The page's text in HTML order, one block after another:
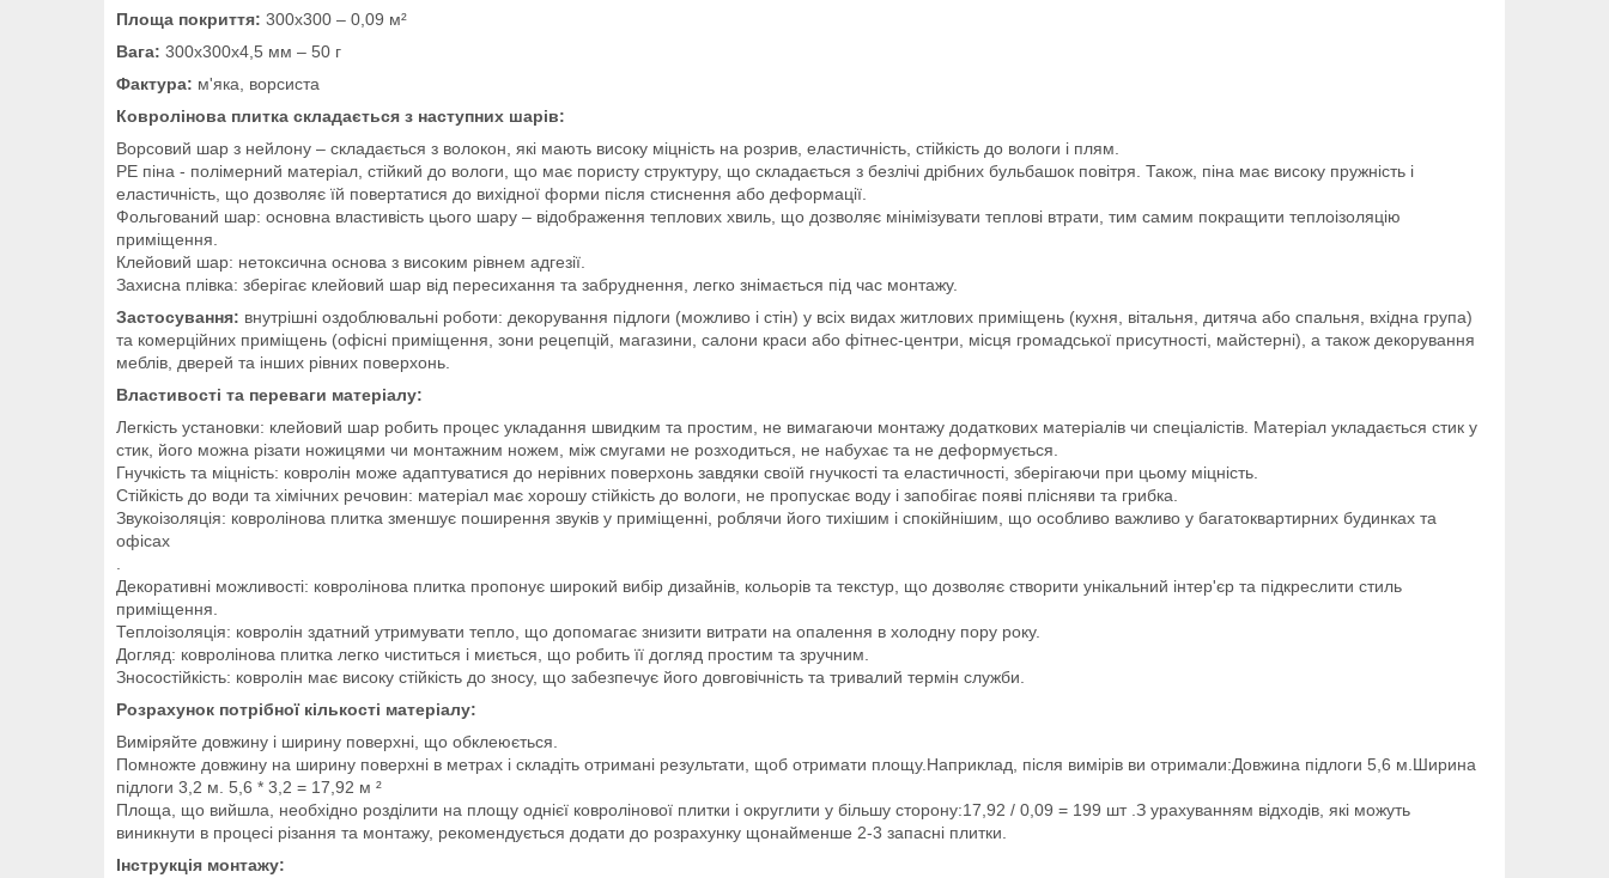
Площа покриття: 300х300 – 0,09 м²
Вага: 300х300х4,5 мм – 50 г
Фактура: м'яка, ворсиста
Ковролінова плитка складається з наступних шарів:
Ворсовий шар з нейлону – складається з волокон, які мають високу міцність на розрив, еластичність, стійкість до вологи і плям.
РЕ піна - полімерний матеріал, стійкий до вологи, що має пористу структуру, що складається з безлічі дрібних бульбашок повітря. Також, піна має високу пружність і
еластичність, що дозволяє їй повертатися до вихідної форми після стиснення або деформації.
Фольгований шар: основна властивість цього шару – відображення теплових хвиль, що дозволяє мінімізувати теплові втрати, тим самим покращити теплоізоляцію
приміщення.
Клейовий шар: нетоксична основа з високим рівнем адгезії.
Захисна плівка: зберігає клейовий шар від пересихання та забруднення, легко знімається під час монтажу.
Застосування: внутрішні оздоблювальні роботи: декорування підлоги (можливо і стін) у всіх видах житлових приміщень (кухня, вітальня, дитяча або спальня, вхідна група)
та комерційних приміщень (офісні приміщення, зони рецепцій, магазини, салони краси або фітнес-центри, місця громадської присутності, майстерні), а також декорування
меблів, дверей та інших рівних поверхонь.
Властивості та переваги матеріалу:
Легкість установки: клейовий шар робить процес укладання швидким та простим, не вимагаючи монтажу додаткових матеріалів чи спеціалістів. Матеріал укладається стик у
стик, його можна різати ножицями чи монтажним ножем, між смугами не розходиться, не набухає та не деформується.
Гнучкість та міцність: ковролін може адаптуватися до нерівних поверхонь завдяки своїй гнучкості та еластичності, зберігаючи при цьому міцність.
Стійкість до води та хімічних речовин: матеріал має хорошу стійкість до вологи, не пропускає воду і запобігає появі плісняви та грибка.
Звукоізоляція: ковролінова плитка зменшує поширення звуків у приміщенні, роблячи його тихішим і спокійнішим, що особливо важливо у багатоквартирних будинках та
офісах
Декоративні можливості: ковролінова плитка пропонує широкий вибір дизайнів, кольорів та текстур, що дозволяє створити унікальний інтер'єр та підкреслити стиль
приміщення.
Теплоізоляція: ковролін здатний утримувати тепло, що допомагає знизити витрати на опалення в холодну пору року.
Догляд: ковролінова плитка легко чиститься і миється, що робить її догляд простим та зручним.
Зносостійкість: ковролін має високу стійкість до зносу, що забезпечує його довговічність та тривалий термін служби.
Розрахунок потрібної кількості матеріалу:
Виміряйте довжину і ширину поверхні, що обклеюється.
Помножте довжину на ширину поверхні в метрах і складіть отримані результати, щоб отримати площу.Наприклад, після вимірів ви отримали:Довжина підлоги 5,6 м.Ширина
підлоги 3,2 м. 5,6 * 3,2 = 17,92 м ²
Площа, що вийшла, необхідно розділити на площу однієї ковролінової плитки і округлити у більшу сторону:17,92 / 0,09 = 199 шт .З урахуванням відходів, які можуть
виникнути в процесі різання та монтажу, рекомендується додати до розрахунку щонайменше 2-3 запасні плитки.
Інструкція монтажу: